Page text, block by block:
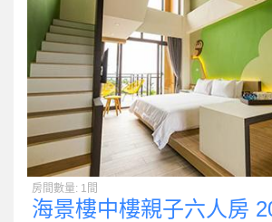
房間數量: 1間
海景樓中樓親子六人房